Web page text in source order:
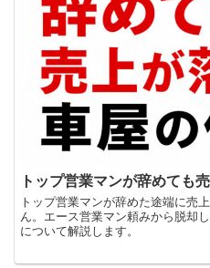
トップ営業マンが辞めても
トップ営業マンが辞めた途端に売
ん。エース営業マン頼みから脱却
について解説します。